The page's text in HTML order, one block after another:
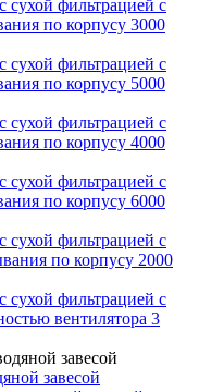
сухой фильтрацией с
по корпусу 3000
сухой фильтрацией с
по корпусу 5000
сухой фильтрацией с
по корпусу 4000
сухой фильтрацией с
по корпусу 6000
сухой фильтрацией с
по корпусу 2000
сухой фильтрацией с
вентилятора 3
завесой